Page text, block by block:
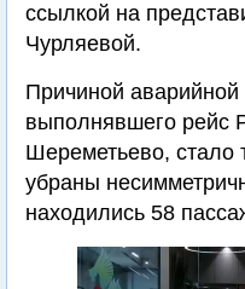
ссылкой на
Чурляевой.
Причиной аварийной
выполнявшего рейс
Шереметьево, стало
убраны
находились 58